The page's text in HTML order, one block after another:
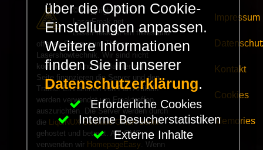
© Copyright 2025 -
LaserFreak.net
LaserFreak ist ein freies und
offenes Forum zum Thema
Lasershowtechnik. Wir sind nicht
kommerziell und die Banner auf dieser
Seite finanzieren die Server und den
Traffic. Einnahmen von Fan Artikeln
werden verwendet um Freaktreffen
auszurichten. Die Server werden durch
die
LiquiNUX Software GmbH Berlin
gehostet und betreut. Als CMS
verwenden wir HomepageEasy . Wenn
Impressum
Kontakt
Cookies
Memories
über die Option Cookie-
Einstellungen anpassen.
Weitere Informationen
finden Sie in unserer
Datenschutzerklärung.
Erforderliche Cookies
Interne Besucherstatistiken
Externe Inhalte